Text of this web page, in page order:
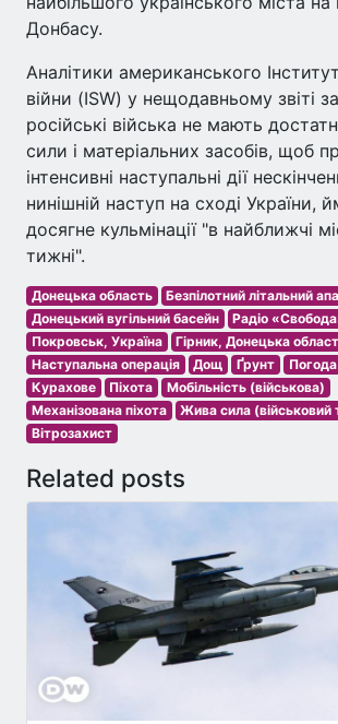
Донбасу.
Аналітики американського
війни (ISW) у нещодавньому звіті
російські війська не мають
сили і матеріальних засобів, щоб
інтенсивні наступальні дії
нинішній наступ на сході України,
досягне кульмінації "в найближчі
тижні".
Донецька область Безпілотний літальний
Донецький вугільний басейн
Радіо
Покровськ, Україна
Гірник, Донецька
Наступальна операція
Дощ Ґрунт Погода
Курахове
Піхота
Мобільність (військова)
Механізована піхота
Жива сила (військовий
Вітрозахист
Related posts